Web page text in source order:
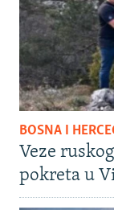
BOSNA I
Veze
pokreta u